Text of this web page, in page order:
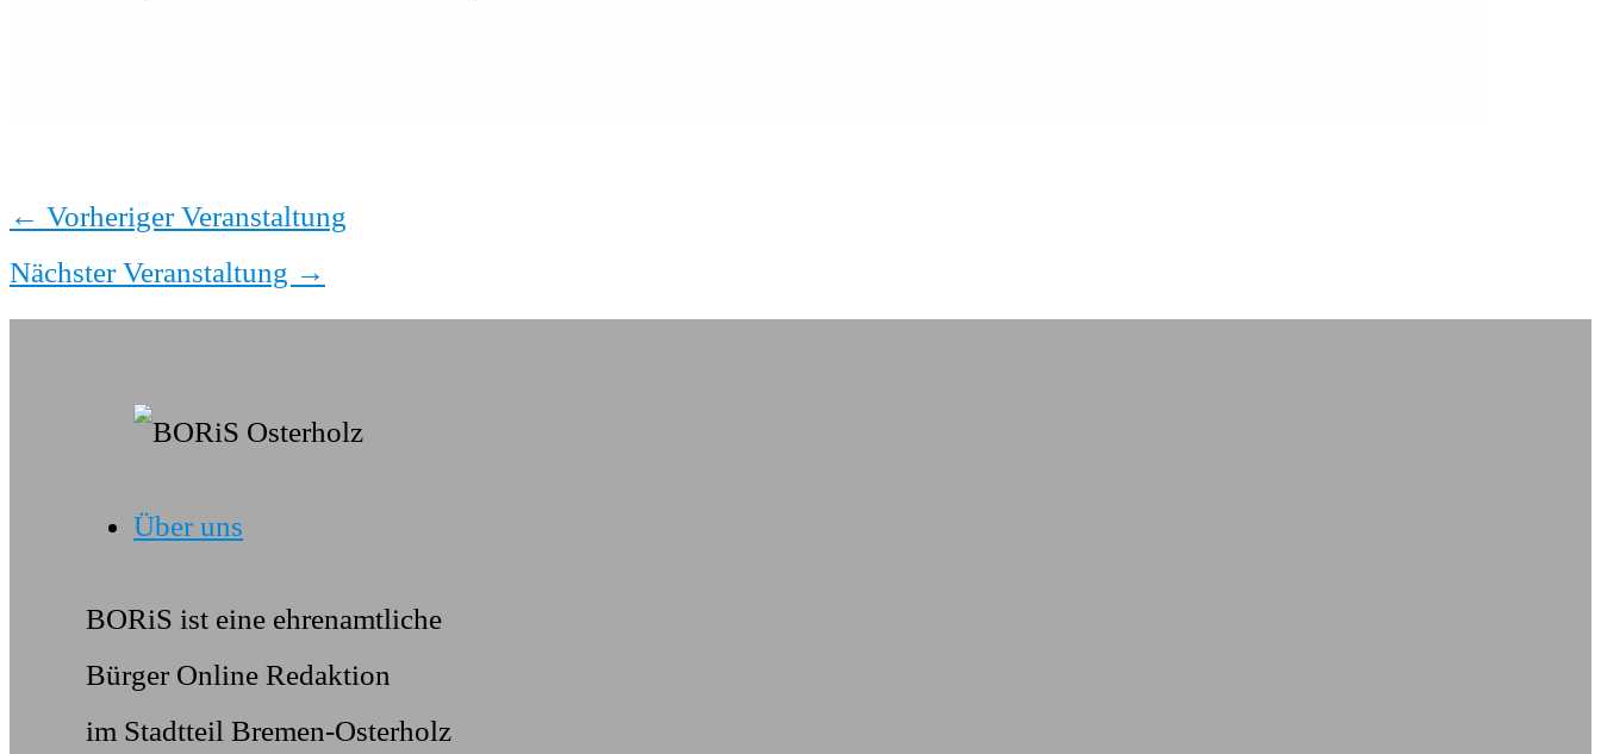
← Vorheriger Veranstaltung
Nächster Veranstaltung →
Über uns
BORiS ist eine ehrenamtliche
Bürger Online Redaktion
im Stadtteil Bremen-Osterholz